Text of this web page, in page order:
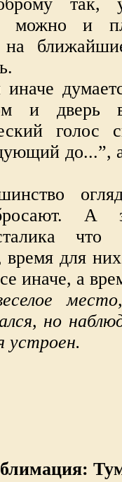
можно и
и дверь
голос
до...”,
А
что
время для
иначе, а
но
устроен.